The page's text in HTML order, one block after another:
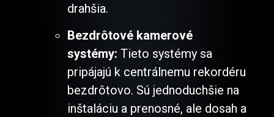
drahšia.
Bezdrôtové kamerové
systémy: Tieto systémy sa
pripájajú k centrálnemu rekordéru
bezdrôtovo. Sú jednoduchšie na
inštaláciu a prenosné, ale dosah a